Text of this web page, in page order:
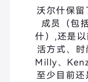
沃尔什保
成员（包
什）,还是
活方式、
Milly、
至少目前